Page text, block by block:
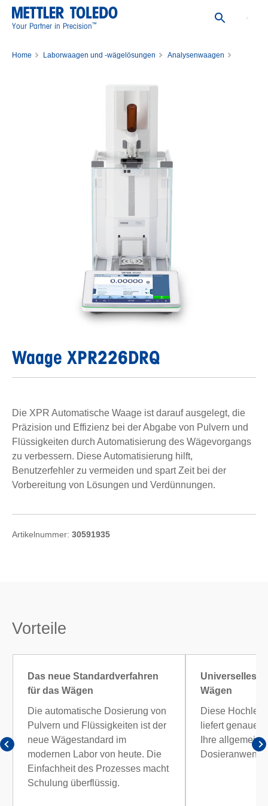
Your Partner in Precision™
Home Laborwaagen und -wägelösungen
Analysenwaagen
Waage XPR226DRQ
Die XPR Automatische Waage ist darauf ausgelegt, die
Präzision und Effizienz bei der Abgabe von Pulvern und
Flüssigkeiten durch Automatisierung des Wägevorgangs
zu verbessern. Diese Automatisierung hilft,
Benutzerfehler zu vermeiden und spart Zeit bei der
Vorbereitung von Lösungen und Verdünnungen.
Artikelnummer: 30591935
Vorteile
Das neue Standardverfahren
für das Wägen
Die automatische Dosierung von
Pulvern und Flüssigkeiten ist der
neue Wägestandard im
modernen Labor von heute. Die
Einfachheit des Prozesses macht
Schulung überflüssig.
Universelles
Wägen
Diese
liefert genaue
Ihre